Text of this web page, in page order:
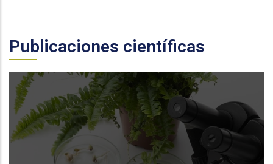
Publicaciones científicas